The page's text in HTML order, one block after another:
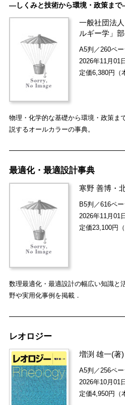
―しくみと技術から環境・政策ま
一般社団法
ルギー学」
A5判／260ペー
2026年11月01
定価6,380円（
物理・化学的な基礎から環境・政策ま
説するオールカラーの事典。
最適化・最適設計事典
寒野 善博 ・
B5判／616ペー
2026年11月01日
定価23,100円
数理最適化・最適設計の幅広い知識と
野や実用化事例を掲載．
レオロジー
増渕 雄一(著)
A5判／256ペー
2026年10月01日
定価4,950円（